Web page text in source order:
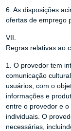
6. As disposições
ofertas de emprego
VII.
Regras relativas ao
1. O provedor tem
comunicação
usuários, com o
informações e
entre o provedor e
individuais. O
necessárias,